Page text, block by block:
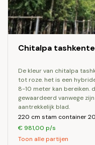
Chitalpa
de kleur van chitalpa tashkentensis bloemen kan variëren van wit
tot roze. het is een
8-10 meter kan bereiken.
gewaardeerd vanwege
aantrekkelijk blad.
220 cm stam container
€ 981,00 p/s
Toon alle partijen